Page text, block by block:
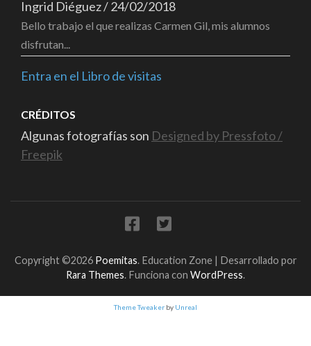
Ingrid Diéguez/24/02/2018
Bello trabajo el que realizas Carmen Gil, mis alumnos
disfrutan...
Entra en el Libro de visitas
CRÉDITOS
Algunas fotografías son Designed by Pressfoto /
Freepik
Copyright ©2026 Poemitas. Education Zone | Desarrollado por
Rara Themes. Funciona con WordPress.
Theme Tweaker by Unreal